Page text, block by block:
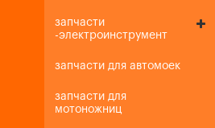
запчасти
-электроинструмент
запчасти для автомоек
запчасти для
мотоножниц